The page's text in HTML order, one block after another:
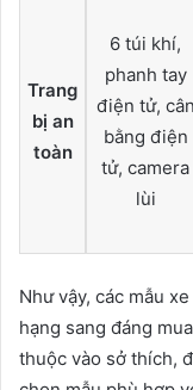
Trang
bị an
toàn
6 túi khí,
phanh tay
điện tử, cân
bằng điện
tử, camera
lùi
Như vậy, các mẫu
hạng sang đáng
thuộc vào sở thích,